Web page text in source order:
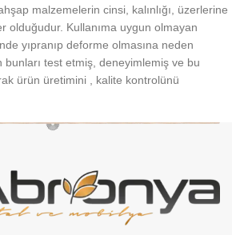
malzemelerin cinsi, kalınlığı, üzerlerine
olduğudur. Kullanıma uygun olmayan
yıpranıp deforme olmasına neden
bunları test etmiş, deneyimlemiş ve bu
ürün üretimini , kalite kontrolünü